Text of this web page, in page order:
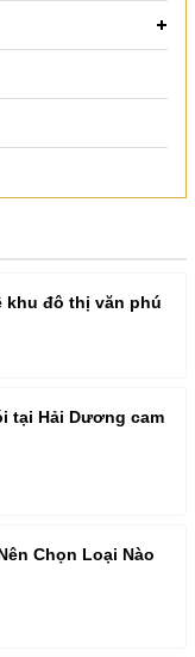
khu đô thị văn phú
tại Hải Dương cam
Chọn Loại Nào